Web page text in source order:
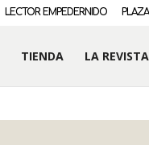
LECTOR EMPEDERNIDO
TIENDA LA REVISTA